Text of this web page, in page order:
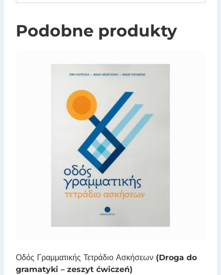
Podobne produkty
Οδός Γραμματικής Τετράδιο Ασκήσεων (Droga do
gramatyki – zeszyt ćwiczeń)